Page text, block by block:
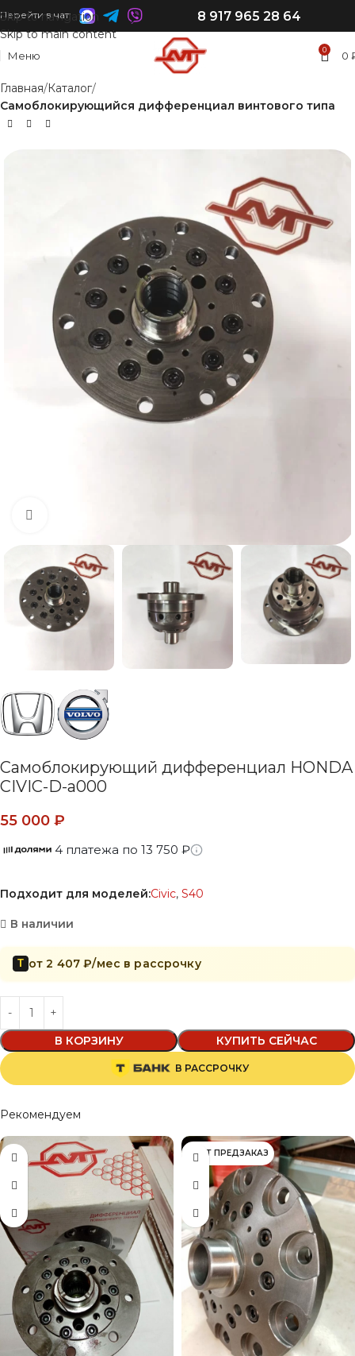
Skip to navigation
Skip to main content
Перейти в чат: 8 917 965 28 64
Меню 0 0
Главная Каталог
Самоблокирующийся дифференциал винтового типа
Самоблокирующий дифференциал HONDA
CIVIC-D-a000
55 000 ₽
4 платежа по 13 750 ₽
Подходит для моделей:Civic, S40
В наличии
Т от 2 407 ₽/мес в рассрочку
В КОРЗИНУ КУПИТЬ СЕЙЧАС
В РАССРОЧКУ
Рекомендуем
ИДЁТ ПРЕДЗАКАЗ